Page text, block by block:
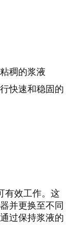
稠的浆液
快速和稳固的
有效工作。这
并更换至不同
过保持浆液的